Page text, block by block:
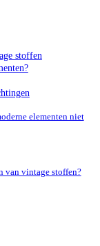
stoffen
elementen niet
van vintage stoffen?